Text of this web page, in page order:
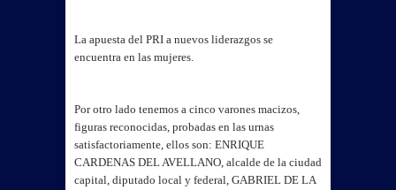
La apuesta del PRI a nuevos liderazgos se
encuentra en las mujeres.
Por otro lado tenemos a cinco varones macizos,
figuras reconocidas, probadas en las urnas
satisfactoriamente, ellos son: ENRIQUE
CARDENAS DEL AVELLANO, alcalde de la ciudad
capital, diputado local y federal, GABRIEL DE LA